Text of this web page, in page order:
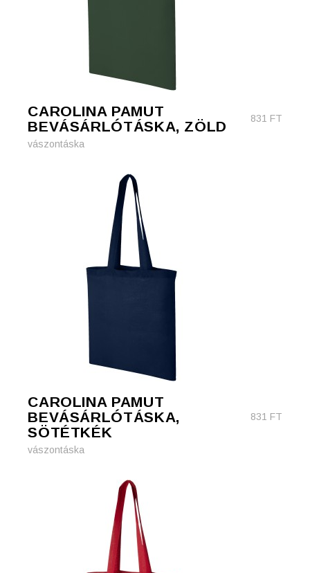
CAROLINA PAMUT
BEVÁSÁRLÓTÁSKA, ZÖLD
831 FT
vászontáska
CAROLINA PAMUT
BEVÁSÁRLÓTÁSKA,
SÖTÉTKÉK
831 FT
vászontáska